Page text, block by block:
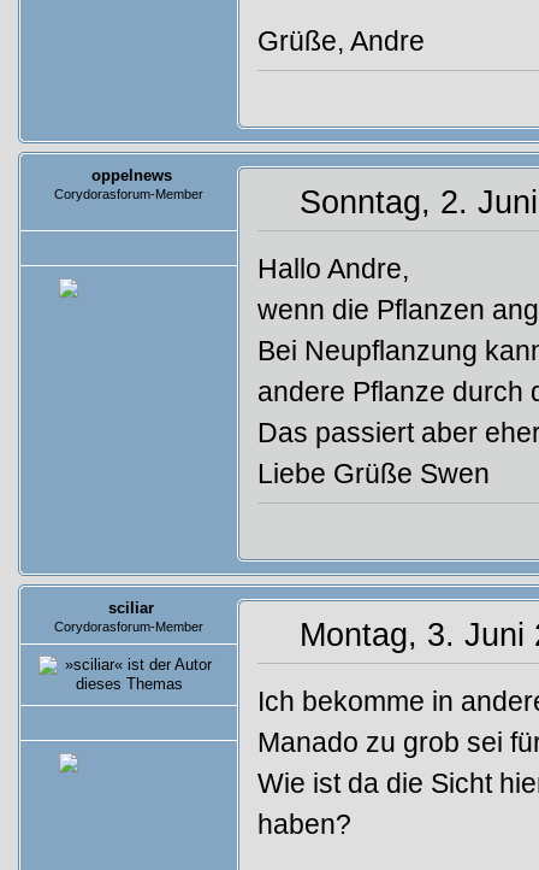
Grüße, Andre
oppelnews
Corydorasforum-Member Sonntag, 2.
Hallo Andre,
wenn die Pflanzen
Bei Neupflanzung
andere Pflanze durch
Das passiert aber
Liebe Grüße Swen
sciliar
Corydorasforum-Member Montag, 3. Juni
Ich bekomme in
Manado zu grob sei
Wie ist da die Sicht
haben?